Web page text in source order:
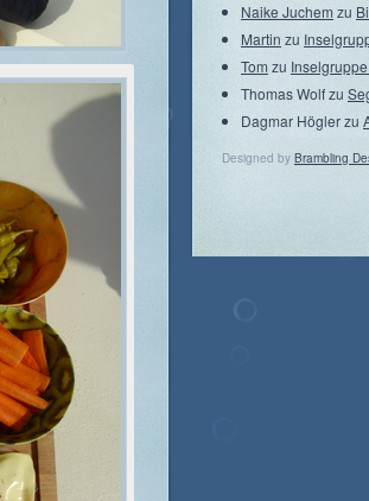
Naike Juchemzu
Martin zu
Tom zu
Thomas Wolfzu
Dagmar Höglerzu
Designed by Brambling